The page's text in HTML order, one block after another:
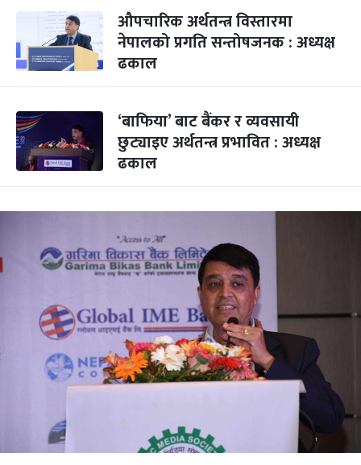
औपचारिक अर्थतन्त्र विस्तारमा
नेपालको प्रगति सन्तोषजनक : अध्यक्ष
ढकाल
‘बाफिया’ बाट बैंकर र व्यवसायी
छुट्याइए अर्थतन्त्र प्रभावित : अध्यक्ष
ढकाल